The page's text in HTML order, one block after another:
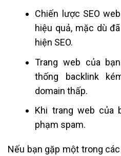
Chiến lược SEO
hiệu quả, mặc dù
hiện SEO.
Trang web của
thống backlink
domain thấp.
Khi trang web của
phạm spam.
Nếu bạn gặp một trong